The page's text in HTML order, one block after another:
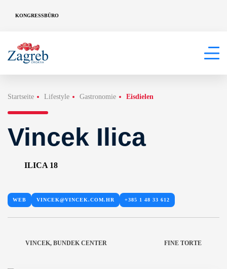
KONGRESSBÜRO
Startseite Lifestyle Gastronomie Eisdielen
Vincek Ilica
ILICA 18
WEB VINCEK@VINCEK.COM.HR +385 1 48 33 612
VINCEK, BUNDEK CENTER FINE TORTE